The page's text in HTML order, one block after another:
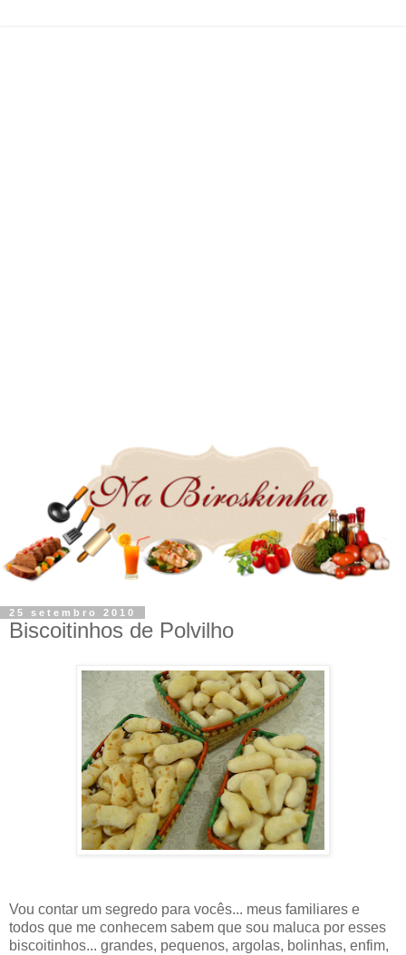
25 setembro 2010
Biscoitinhos de Polvilho
Vou contar um segredo para vocês... meus familiares e
todos que me conhecem sabem que sou maluca por esses
biscoitinhos... grandes, pequenos, argolas, bolinhas, enfim,